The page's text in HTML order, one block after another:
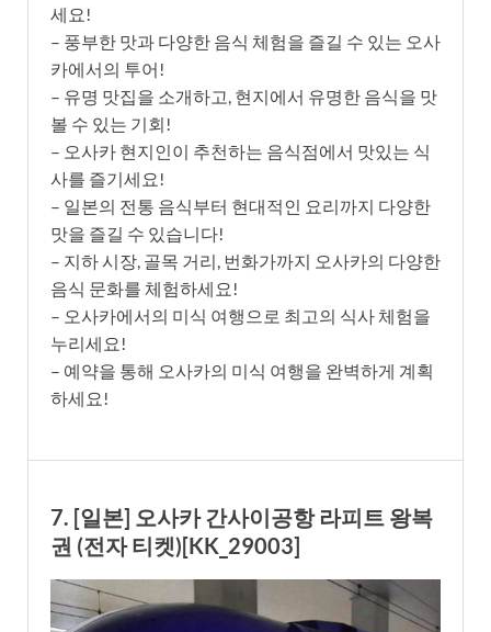
세요!
– 풍부한 맛과 다양한 음식 체험을 즐길 수 있는 오사
카에서의 투어!
– 유명 맛집을 소개하고, 현지에서 유명한 음식을 맛
볼 수 있는 기회!
– 오사카 현지인이 추천하는 음식점에서 맛있는 식
사를 즐기세요!
– 일본의 전통 음식부터 현대적인 요리까지 다양한
맛을 즐길 수 있습니다!
– 지하 시장, 골목 거리, 번화가까지 오사카의 다양한
음식 문화를 체험하세요!
– 오사카에서의 미식 여행으로 최고의 식사 체험을
누리세요!
– 예약을 통해 오사카의 미식 여행을 완벽하게 계획
하세요!
7. [일본] 오사카 간사이공항 라피트 왕복
권 (전자 티켓)[KK_29003]